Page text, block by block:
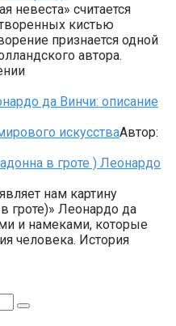
невеста» считается
кистью
признается одной
автора.
да Винчи: описание
искусстваАвтор:
нам картину
гроте)» Леонардо да
и намеками, которые
человека. История